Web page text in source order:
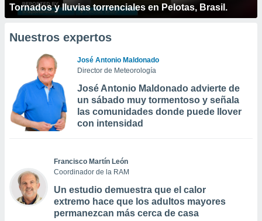
Tornados y lluvias torrenciales en Pelotas, Brasil.
Nuestros expertos
José Antonio Maldonado
Director de Meteorología
José Antonio Maldonado advierte de
un sábado muy tormentoso y señala
las comunidades donde puede llover
con intensidad
Francisco Martín León
Coordinador de la RAM
Un estudio demuestra que el calor
extremo hace que los adultos mayores
permanezcan más cerca de casa